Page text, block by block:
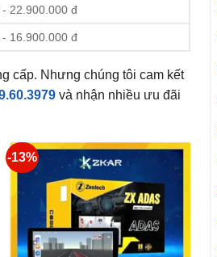
22.900.000 đ
16.900.000 đ
cấp. Nhưng chúng tôi cam kết
và nhận nhiều ưu đãi
-13%